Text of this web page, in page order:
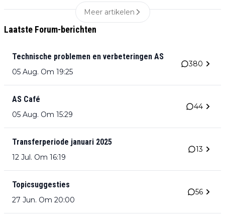
Meer artikelen
Laatste Forum-berichten
Technische problemen en verbeteringen AS
05 Aug. Om 19:25
380
AS Café
05 Aug. Om 15:29
44
Transferperiode januari 2025
12 Jul. Om 16:19
13
Topicsuggesties
27 Jun. Om 20:00
56